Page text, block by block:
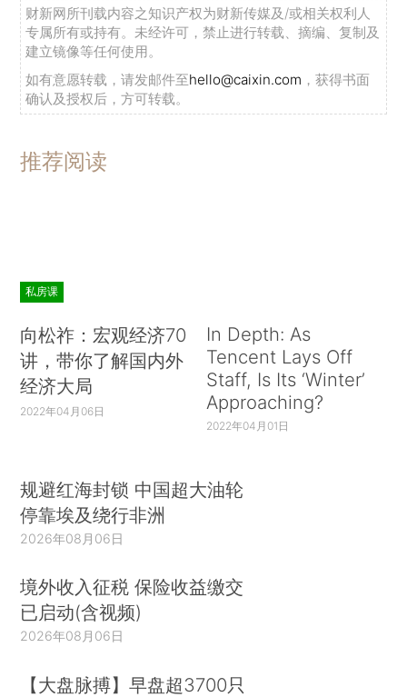
财新网所刊载内容之知识产权为财新传媒及/或相关权利人
专属所有或持有。未经许可，禁止进行转载、摘编、复制及
建立镜像等任何使用。
如有意愿转载，请发邮件至hello@caixin.com ，获得书面
确认及授权后，方可转载。
推荐阅读
私房课
向松祚：宏观经济70
讲，带你了解国内外
经济大局
2022年04月06日
In Depth: As
Tencent Lays Off
Staff, Is Its ‘Winter’
Approaching?
2022年04月01日
规避红海封锁 中国超大油轮
停靠埃及绕行非洲
2026年08月06日
境外收入征税 保险收益缴交
已启动(含视频)
2026年08月06日
【大盘脉搏】早盘超3700只